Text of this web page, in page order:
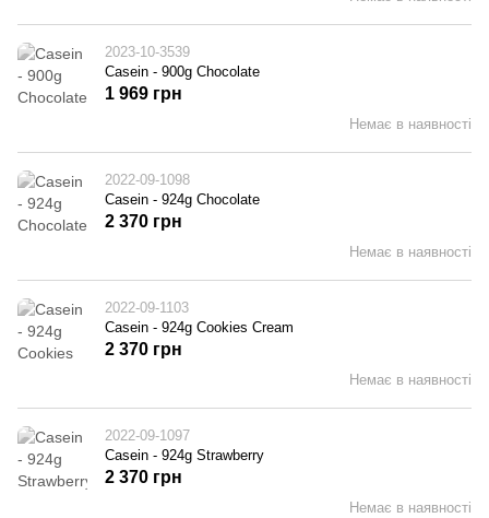
2023-10-3539
Casein - 900g Chocolate
Немає в наявності
1 969 грн
2022-09-1098
Casein - 924g Chocolate
Немає в наявності
2 370 грн
2022-09-1103
Casein - 924g Cookies Cream
Немає в наявності
2 370 грн
2022-09-1097
Casein - 924g Strawberry
Немає в наявності
2 370 грн